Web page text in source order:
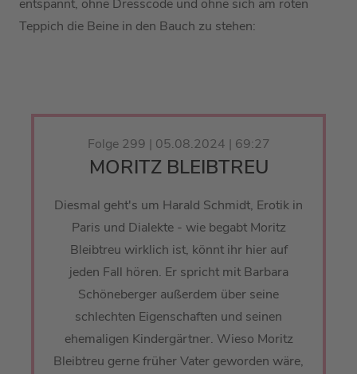
entspannt, ohne Dresscode und ohne sich am roten
Teppich die Beine in den Bauch zu stehen:
Folge 299 | 05.08.2024 | 69:27
MORITZ BLEIBTREU
Diesmal geht's um Harald Schmidt, Erotik in
Paris und Dialekte - wie begabt Moritz
Bleibtreu wirklich ist, könnt ihr hier auf
jeden Fall hören. Er spricht mit Barbara
Schöneberger außerdem über seine
schlechten Eigenschaften und seinen
ehemaligen Kindergärtner. Wieso Moritz
Bleibtreu gerne früher Vater geworden wäre,